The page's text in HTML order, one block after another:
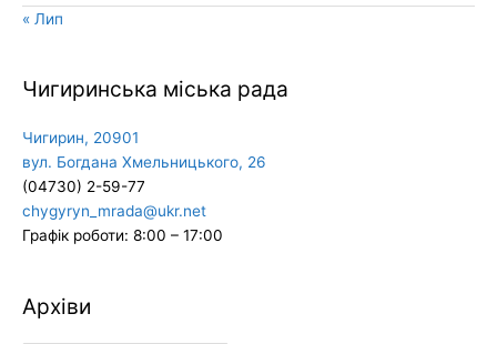
« Лип
Чигиринська міська рада
Чигирин, 20901
вул. Богдана Хмельницького, 26
(04730) 2-59-77
chygyryn_mrada@ukr.net
Графік роботи: 8:00 – 17:00
Архіви
Архіви